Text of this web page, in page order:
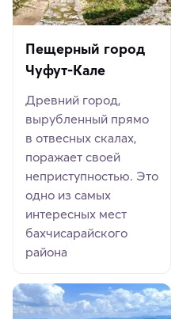
Пещерный город
Чуфут-Кале
Древний город,
вырубленный прямо
в отвесных скалах,
поражает своей
неприступностью. Это
одно из самых
интересных мест
бахчисарайского
района